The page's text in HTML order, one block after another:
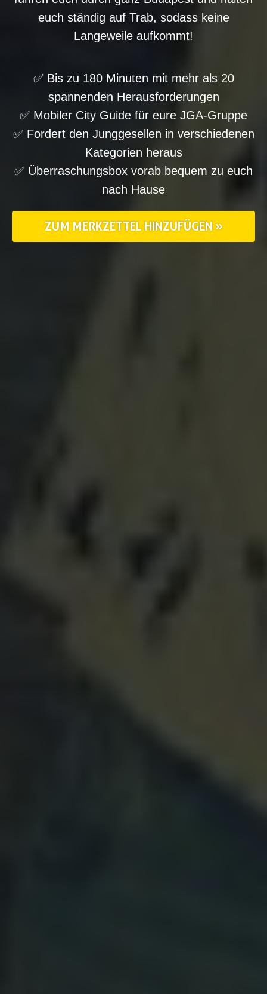
euch ständig auf Trab, sodass keine
Langeweile aufkommt!
✅ Bis zu 180 Minuten mit mehr als 20
spannenden Herausforderungen
✅ Mobiler City Guide für eure JGA-Gruppe
✅ Fordert den Junggesellen in verschiedenen
Kategorien heraus
✅ Überraschungsbox vorab bequem zu euch
nach Hause
ZUM MERKZETTEL HINZUFÜGEN »